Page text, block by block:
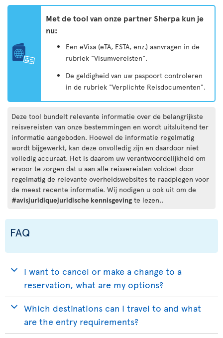
Met de tool van onze partner Sherpa kun je
nu:
Een eVisa (eTA, ESTA, enz.) aanvragen in de
rubriek "Visumvereisten".
De geldigheid van uw paspoort controleren
in de rubriek "Verplichte Reisdocumenten".
Deze tool bundelt relevante informatie over de belangrijkste
reisvereisten van onze bestemmingen en wordt uitsluitend ter
informatie aangeboden. Hoewel de informatie regelmatig
wordt bijgewerkt, kan deze onvolledig zijn en daardoor niet
volledig accuraat. Het is daarom uw verantwoordelijkheid om
ervoor te zorgen dat u aan alle reisvereisten voldoet door
regelmatig de relevante overheidswebsites te raadplegen voor
de meest recente informatie. Wij nodigen u ook uit om de
#avisjuridiquejuridische kennisgeving te lezen..
FAQ
I want to cancel or make a change to a
reservation, what are my options?
Which destinations can I travel to and what
are the entry requirements?